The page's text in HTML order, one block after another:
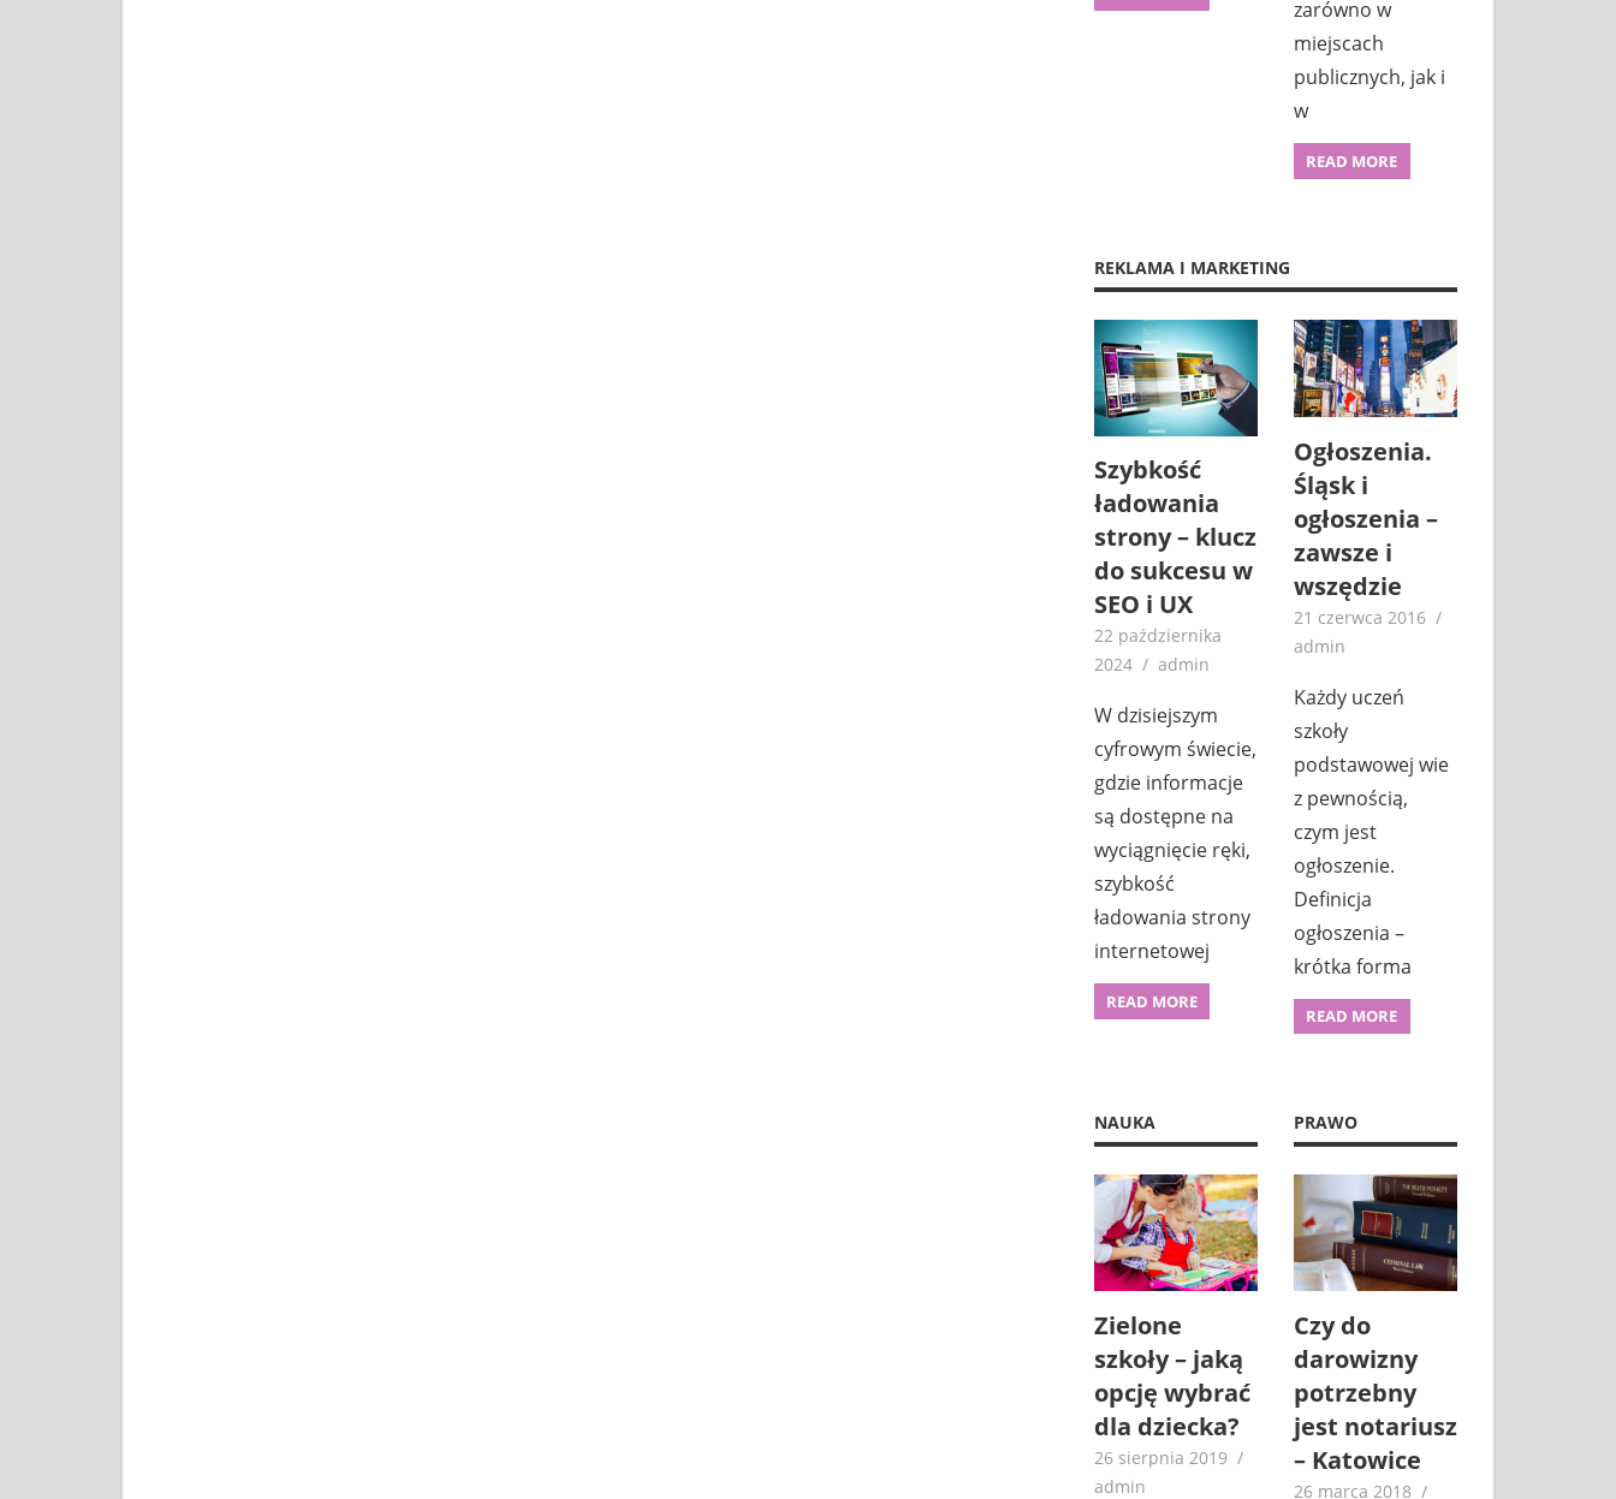
zarówno w
miejscach
publicznych, jak i
w
READ MORE
REKLAMA I MARKETING
Szybkość
ładowania
strony – klucz
do sukcesu w
SEO i UX
22 października
2024
admin
W dzisiejszym
cyfrowym świecie,
gdzie informacje
są dostępne na
wyciągnięcie ręki,
szybkość
ładowania strony
internetowej
READ MORE
Ogłoszenia.
Śląsk i
ogłoszenia –
zawsze i
wszędzie
21 czerwca 2016
admin
Każdy uczeń
szkoły
podstawowej wie
z pewnością,
czym jest
ogłoszenie.
Definicja
ogłoszenia –
krótka forma
READ MORE
NAUKA
Zielone
szkoły – jaką
opcję wybrać
dla dziecka?
26 sierpnia 2019
admin
PRAWO
Czy do
darowizny
potrzebny
jest notariusz
– Katowice
26 marca 2018